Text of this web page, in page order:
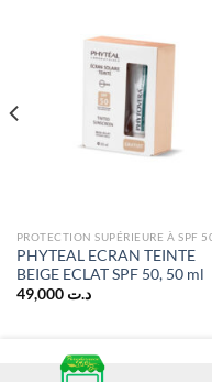
PROTECTION SUPÉRIEURE À SPF
PHYTEAL ECRAN TEINTE
BEIGE ECLAT SPF 50, 50 ml
د.ت 49,000